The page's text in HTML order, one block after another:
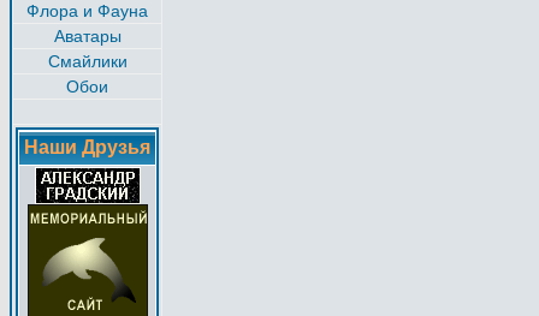
Флора и Фауна
Аватары
Смайлики
Обои
Наши Друзья